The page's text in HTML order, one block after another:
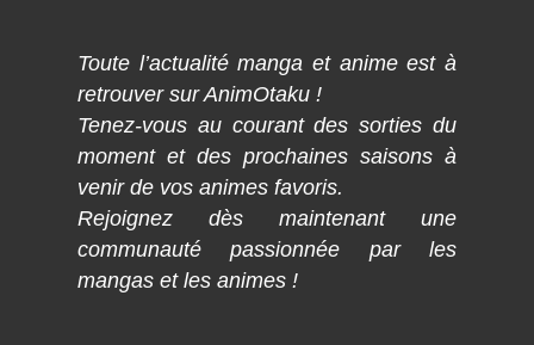
Toute l’actualité manga et anime est à
retrouver sur AnimOtaku !
Tenez-vous au courant des sorties du
moment et des prochaines saisons à
venir de vos animes favoris.
Rejoignez dès maintenant une
communauté passionnée par les
mangas et les animes !